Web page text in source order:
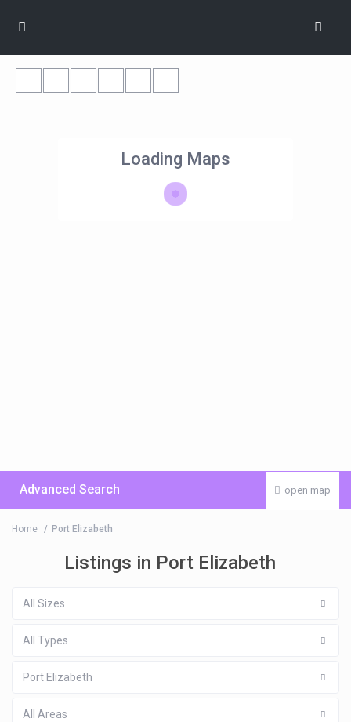
Loading Maps
open map
Advanced Search
Home Port Elizabeth
Listings in Port Elizabeth
All Sizes
All Types
Port Elizabeth
All Areas